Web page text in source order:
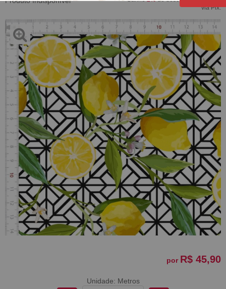
via Pix.
por R$ 45,90
Unidade: Metros